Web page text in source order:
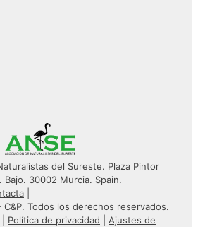
del Sureste. Plaza Pintor
Bajo. 30002 Murcia. Spain.
C&P. Todos los derechos reservados.
Política de privacidad
Ajustes de